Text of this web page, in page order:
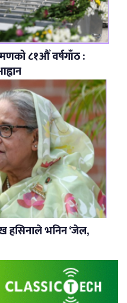
८१औँ वर्षगाँठ :
हसिनाले भनिन ‘जेल,